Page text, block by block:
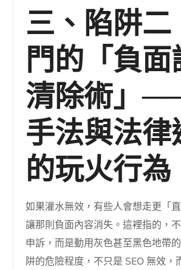
三、陷阱
門的「負
清除術」
手法與法
的玩火行為
如果灌水無效，有些人會想走更「
讓那則負面內容消失。這裡指的，
申訴，而是動用灰色甚至黑色地帶
阱的危險程度，不只是 SEO 無效，